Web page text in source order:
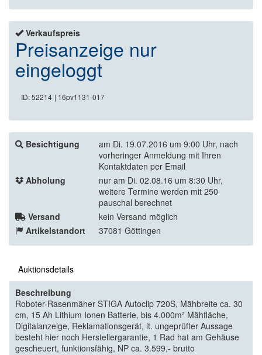
Verkaufspreis
Preisanzeige nur
eingeloggt
ID: 52214 | 16pv1131-017
Besichtigung
am Di. 19.07.2016 um 9:00 Uhr, nach
vorheringer Anmeldung mit Ihren
Kontaktdaten per Email
Abholung
nur am Di. 02.08.16 um 8:30 Uhr,
weitere Termine werden mit 250
pauschal berechnet
Versand
kein Versand möglich
Artikelstandort
37081 Göttingen
Auktionsdetails
Beschreibung
Roboter-Rasenmäher STIGA Autoclip 720S, Mähbreite ca. 30
cm, 15 Ah Lithium Ionen Batterie, bis 4.000m² Mähfläche,
Digitalanzeige, Reklamationsgerät, lt. ungeprüfter Aussage
besteht hier noch Herstellergarantie, 1 Rad hat am Gehäuse
gescheuert, funktionsfähig, NP ca. 3.599,- brutto